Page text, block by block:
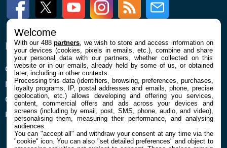
ENTREPRISE
Qui sommes nous
Mentions légales et CGU
Confidentialité et Cookies
Préférences cookies
À PROPOS
La rédaction
Contact
Welcome
With our 488partners , we wish to store and access information on
your devices (cookies, pixels in emails, etc.), combine and share
your personal data with our partners, whether collected on this
website or in our emails, already held by some of us, or obtained
later, including in other contexts.
Processing this data (identifiers, browsing, preferences, purchases,
loyalty programs, IP, postal addresses and emails, phone, precise
geolocation, etc.) allows developing and offering you services,
content, commercial offers and ads across your devices and
screens (including by email, post, SMS, phone, audio, and video),
personalising them, measuring their performance, and analysing
audiences.
You can "accept all" and withdraw your consent at any time via the
"cookie" icon. You can also "set detailed preferences" and object to